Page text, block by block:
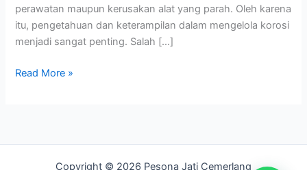
perawatan maupun kerusakan alat yang parah. Oleh karena
itu, pengetahuan dan keterampilan dalam mengelola korosi
menjadi sangat penting. Salah […]
Read More »
Copyright © 2026 Pesona Jati Cemerlang